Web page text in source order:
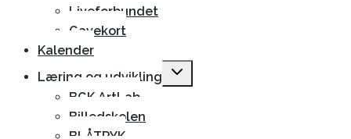
Liveforbundet
Gavekort
Kalender
Læring og udvikling
Expand
child
BGK ArtLab
Billedskolen